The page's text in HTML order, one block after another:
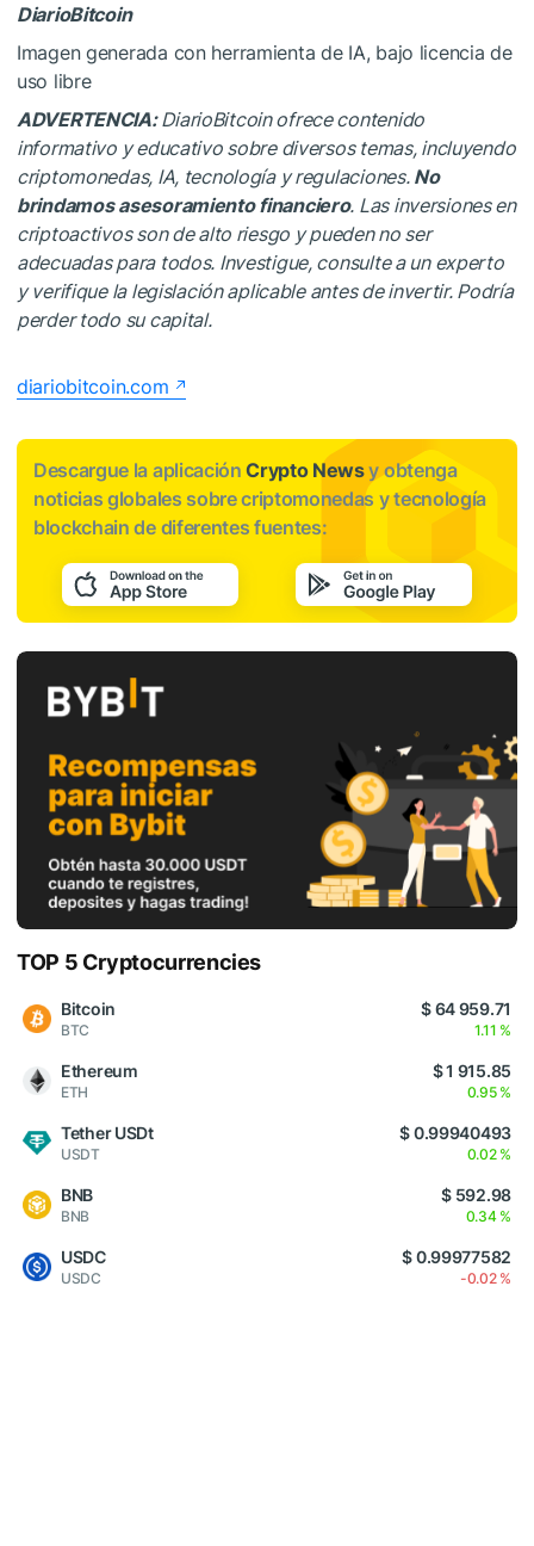
DiarioBitcoin
Imagen generada con herramienta de IA, bajo licencia de
uso libre
ADVERTENCIA:DiarioBitcoin ofrece contenido
informativo y educativo sobre diversos temas, incluyendo
criptomonedas, IA, tecnología y regulaciones. No
brindamos asesoramiento financiero. Las inversiones en
criptoactivos son de alto riesgo y pueden no ser
adecuadas para todos. Investigue, consulte a un experto
y verifique la legislación aplicable antes de invertir. Podría
perder todo su capital.
diariobitcoin.com
Descargue la aplicaciónCrypto Newsy obtenga
noticias globales sobre criptomonedas y tecnología
blockchain de diferentes fuentes:
TOP 5 Cryptocurrencies
Bitcoin
BTC
$ 64 959.71
1.11 %
Ethereum
ETH
$ 1 915.85
0.95 %
Tether USDt
USDT
$ 0.99940493
0.02 %
BNB
BNB
$ 592.98
0.34 %
USDC
USDC
$ 0.99977582
-0.02 %